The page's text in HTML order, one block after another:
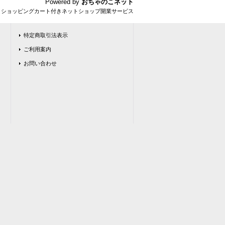
Powered by おちゃのこネット
ョッピングカート付きネットショップ開業サービス
特定商取引法表示
ご利用案内
お問い合わせ